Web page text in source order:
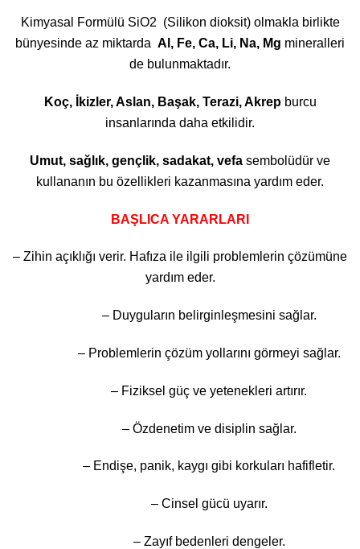
Kimyasal Formülü SiO2 (Silikon dioksit) olmakla birlikte
bünyesinde az miktarda Al, Fe, Ca, Li, Na, Mg mineralleri
de bulunmaktadır.
Koç, İkizler, Aslan, Başak, Terazi, Akrepburcu
insanlarında daha etkilidir.
Umut, sağlık, gençlik, sadakat, vefa sembolüdür ve
kullananın bu özellikleri kazanmasına yardım eder.
BAŞLICA YARARLARI
– Zihin açıklığı verir. Hafıza ile ilgili problemlerin çözümüne
yardım eder.
– Duyguların belirginleşmesini sağlar.
– Problemlerin çözüm yollarını görmeyi sağlar.
– Fiziksel güç ve yetenekleri artırır.
– Özdenetim ve disiplin sağlar.
– Endişe, panik, kaygı gibi korkuları hafifletir.
– Cinsel gücü uyarır.
– Zayıf bedenleri dengeler.